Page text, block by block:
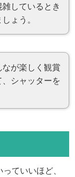
しているとき
ょう。
が楽しく観賞
シャッターを
ていいほど、